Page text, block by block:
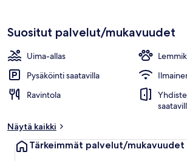
Suositut palvelut/mukavuudet
Uima-allas
Pysäköinti saatavilla
Ravintola
Näytä kaikki
Tärkeimmät palvelut/mukavuudet